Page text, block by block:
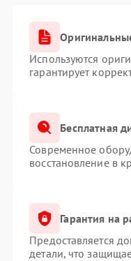
Используются
гарантирует
Бесплатная
Современное
восстановление в
Гарантия на
Предоставляется
детали, что